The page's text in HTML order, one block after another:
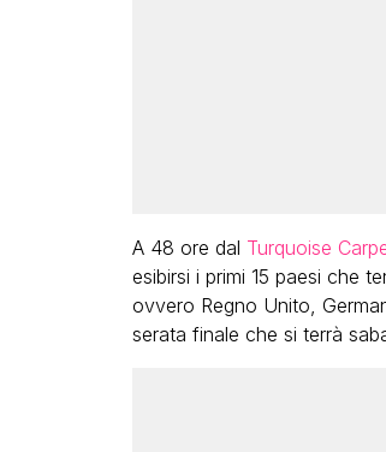
A 48 ore dal Turquoise
esibirsi i primi 15 paesi che
ovvero Regno Unito,
serata finale che si terrà
Bambola
compleanno